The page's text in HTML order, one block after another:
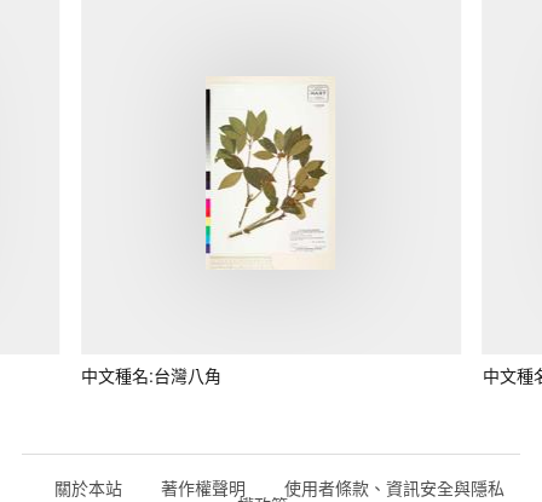
中文種名:台灣八角 中文種
關於本站 著作權聲明 使用者條款、資訊安全與隱私